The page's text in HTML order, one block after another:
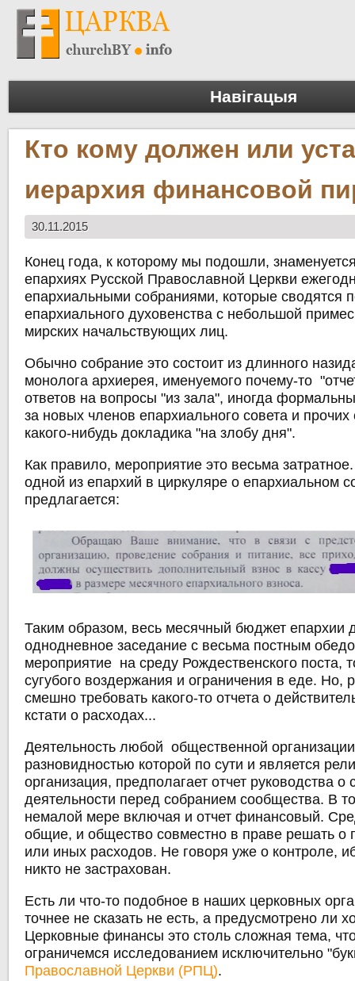
Навігацыя
Кто кому должен или
иерархия финансовой
30.11.2015
Конец года, к которому мы подошли,
епархиях Русской Православной Церкви
епархиальными собраниями, которые сводятся
епархиального духовенства с небольшой
мирских начальствующих лиц.
Обычно собрание это состоит из длинного
монолога архиерея, именуемого почему-то
ответов на вопросы "из зала", иногда
за новых членов епархиального совета и
какого-нибудь докладика "на злобу дня".
Как правило, мероприятие это весьма
одной из епархий в циркуляре о епархиальном
предлагается:
Таким образом, весь месячный бюджет епархии
однодневное заседание с весьма постным
мероприятие на среду Рождественского поста,
сугубого воздержания и ограничения в еде. Но,
смешно требовать какого-то отчета о
кстати о расходах...
Деятельность любой общественной
разновидностью которой по сути и является
организация, предполагает отчет руководства о
деятельности перед собранием сообщества. В
немалой мере включая и отчет финансовый.
общие, и общество совместно в праве решать о
или иных расходов. Не говоря уже о контроле,
никто не застрахован.
Есть ли что-то подобное в наших церковных
точнее не сказать не есть, а предусмотрено ли
Церковные финансы это столь сложная тема,
ограничемся исследованием исключительно
Православной Церкви (РПЦ).